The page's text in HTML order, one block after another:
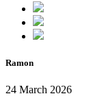
Ramon
24 March 2026